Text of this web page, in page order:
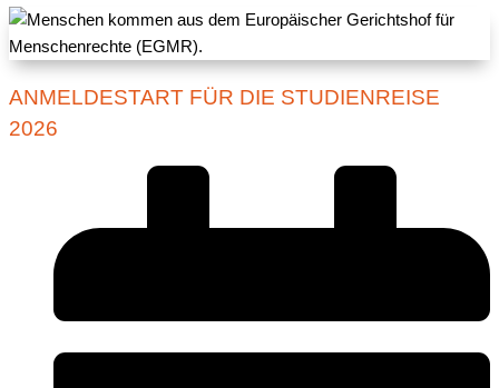
ANMELDESTART FÜR DIE STUDIENREISE
2026